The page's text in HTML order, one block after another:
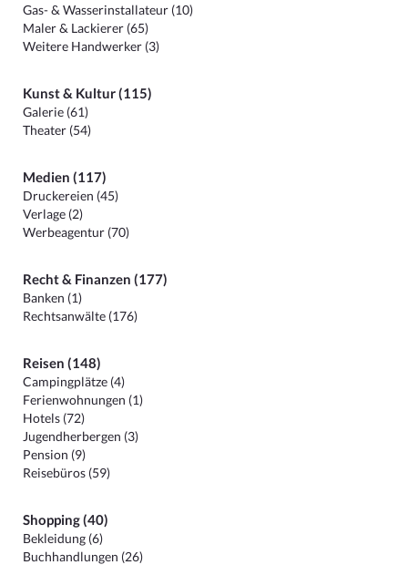
Gas- & Wasserinstallateur (10)
Maler & Lackierer (65)
Weitere Handwerker (3)
Kunst & Kultur (115)
Galerie (61)
Theater (54)
Medien (117)
Druckereien (45)
Verlage (2)
Werbeagentur (70)
Recht & Finanzen (177)
Banken (1)
Rechtsanwälte (176)
Reisen (148)
Campingplätze (4)
Ferienwohnungen (1)
Hotels (72)
Jugendherbergen (3)
Pension (9)
Reisebüros (59)
Shopping (40)
Bekleidung (6)
Buchhandlungen (26)